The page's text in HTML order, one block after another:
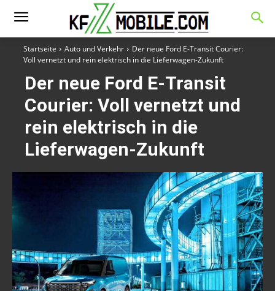
Startseite Auto und Verkehr
Der neue Ford E-Transit Courier:
Voll vernetzt und rein elektrisch in die Lieferwagen-Zukunft
Der neue Ford E-Transit
Courier: Voll vernetzt und
rein elektrisch in die
Lieferwagen-Zukunft